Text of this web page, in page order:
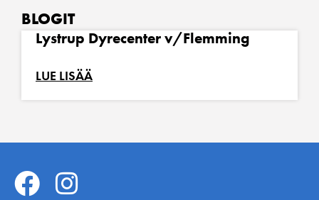
BLOGIT
Lystrup Dyrecenter v/Flemming
LUE LISÄÄ